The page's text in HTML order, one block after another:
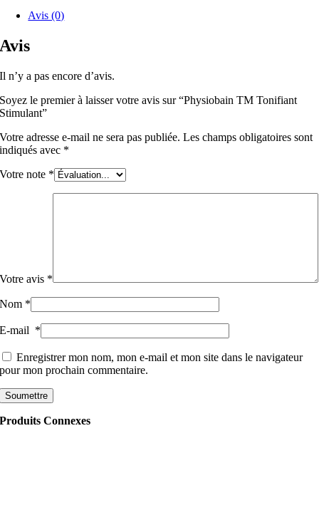
Avis (0)
Avis
Il n’y a pas encore d’avis.
Soyez le premier à laisser votre avis sur “Physiobain TM Tonifiant
Stimulant”
Votre adresse e-mail ne sera pas publiée. Les champs obligatoires sont
indiqués avec *
Votre note *
Votre avis *
Nom *
E-mail *
Enregistrer mon nom, mon e-mail et mon site dans le navigateur
pour mon prochain commentaire.
Produits Connexes